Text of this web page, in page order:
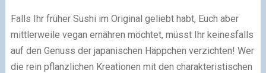
Falls Ihr früher Sushi im Original geliebt habt, Euch aber
mittlerweile vegan ernähren möchtet, müsst Ihr keinesfalls
auf den Genuss der japanischen Häppchen verzichten! Wer
die rein pflanzlichen Kreationen mit den charakteristischen